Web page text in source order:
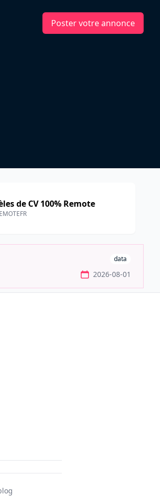
Poster votre annonce
de CV 100% Remote
data
2026-08-01